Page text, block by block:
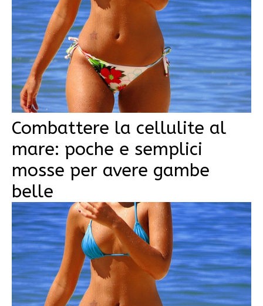
Combattere la cellulite al
mare: poche e semplici
mosse per avere gambe
belle